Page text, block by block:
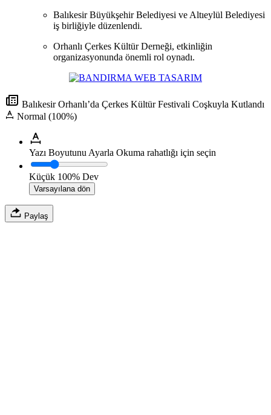
Balıkesir Büyükşehir Belediyesi ve Altıeylül Belediyesi
iş birliğiyle düzenlendi.
Orhanlı Çerkes Kültür Derneği, etkinliğin
organizasyonunda önemli rol oynadı.
Balıkesir Orhanlı’da Çerkes Kültür Festivali Coşkuyla Kutlandı
Normal (100%)
Yazı Boyutunu Ayarla Okuma rahatlığı için seçin
Küçük 100% Dev
Varsayılana dön
Paylaş